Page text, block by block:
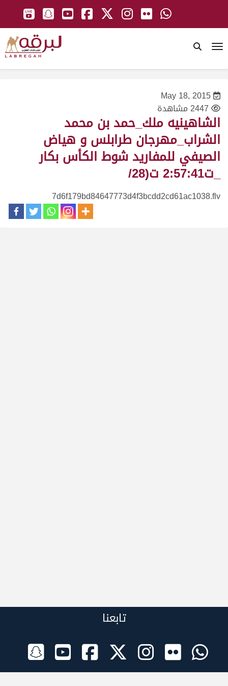
May 18, 2015
2447 مشاهدة
الشاهينيه ملك_حمد بن محمد
الشراب_مهرجان طرابلس و هياض
الصيفي للمفاريد شوط الكأس بكار
_ت2:57:41 ت(28/
7d6f179bd84647773d4f3bcdd2cd61ac1038.flv
تابعنا